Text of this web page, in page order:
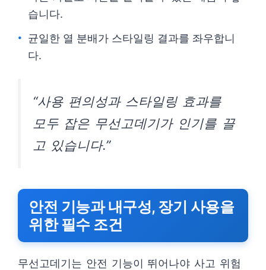
습니다.
균일한 열 분배가 스타일링 결과를 좌우합니
다.
“사용 편의성과 스타일링 효과를
모두 잡은 무선고데기가 인기를 끌
고 있습니다.”
안전 기능과 내구성, 장기 사용을
위한 필수 조건
무선고데기는 안전 기능이 뛰어나야 사고 위험